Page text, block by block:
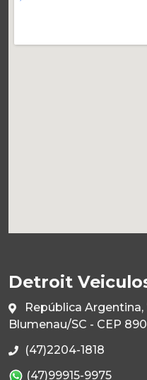
Detroit
República
Blumenau/SC - CEP
(47)2204-1818
(47)99915-9975